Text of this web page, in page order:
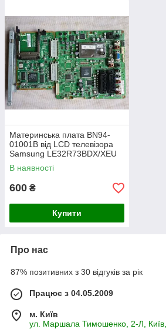
Материнська плата BN94-
01001B від LCD телевізора
Samsung LE32R73BDX/XEU
В наявності
600 ₴
Купити
Про нас
87% позитивних з 30 відгуків за рік
Працює з 04.05.2009
м. Київ
ул. Маршала Тимошенко, 2-Л, Київ,